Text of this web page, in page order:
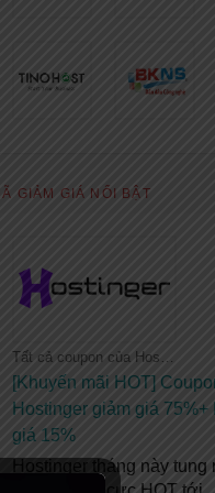
GIẢM GIÁ NỔI BẬT
[Khuyến mãi HOT]
Hostinger giảm giá 75%+
giá 15%
Hostinger tháng này tung